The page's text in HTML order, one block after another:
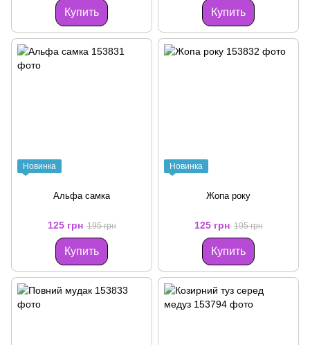
Купить Купить
Новинка
Альфа самка
125 грн 195 грн
Купить
Новинка
Жопа року
125 грн 195 грн
Купить